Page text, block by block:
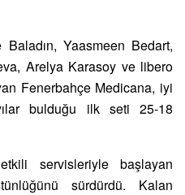
Yaasmeen Bedart,
Arelya Karasoy ve libero
Fenerbahçe Medicana, iyi
bulduğu ilk seti 25-18
servisleriyle başlayan
sürdürdü. Kalan